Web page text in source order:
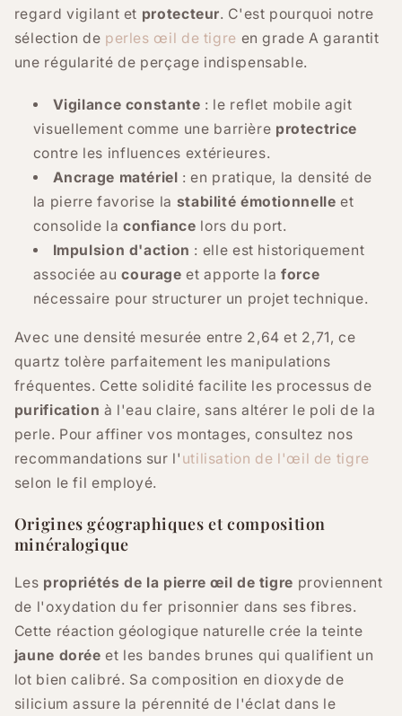
regard vigilant et protecteur. C'est pourquoi notre
sélection de perles œil de tigre en grade A garantit
une régularité de perçage indispensable.
Vigilance constante : le reflet mobile agit
visuellement comme une barrière protectrice
contre les influences extérieures.
Ancrage matériel : en pratique, la densité de
la pierre favorise la stabilité émotionnelle et
consolide la confiance lors du port.
Impulsion d'action : elle est historiquement
associée aucourage et apporte laforce
nécessaire pour structurer un projet technique.
Avec une densité mesurée entre 2,64 et 2,71, ce
quartz tolère parfaitement les manipulations
fréquentes. Cette solidité facilite les processus de
purification à l'eau claire, sans altérer le poli de la
perle. Pour affiner vos montages, consultez nos
recommandations sur l' utilisation de l'œil de tigre
selon le fil employé.
Origines géographiques et composition
minéralogique
Les propriétés de la pierre œil de tigre proviennent
de l'oxydation du fer prisonnier dans ses fibres.
Cette réaction géologique naturelle crée la teinte
jaune dorée et les bandes brunes qui qualifient un
lot bien calibré. Sa composition en dioxyde de
silicium assure la pérennité de l'éclat dans le